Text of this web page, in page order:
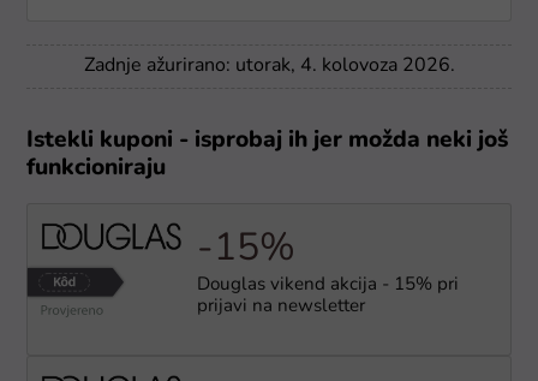
Zadnje ažurirano: utorak, 4. kolovoza 2026.
Istekli kuponi - isprobaj ih jer možda neki još
funkcioniraju
-15%
Douglas vikend akcija - 15% pri
prijavi na newsletter